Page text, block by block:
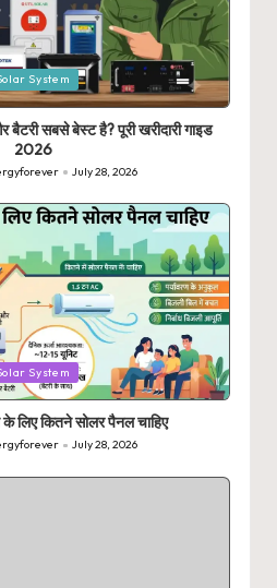
System
बैटरी सबसे बेस्ट है? पूरी खरीदारी गाइड
2026
July 28, 2026
System
लिए कितने सोलर पैनल चाहिए
July 28, 2026